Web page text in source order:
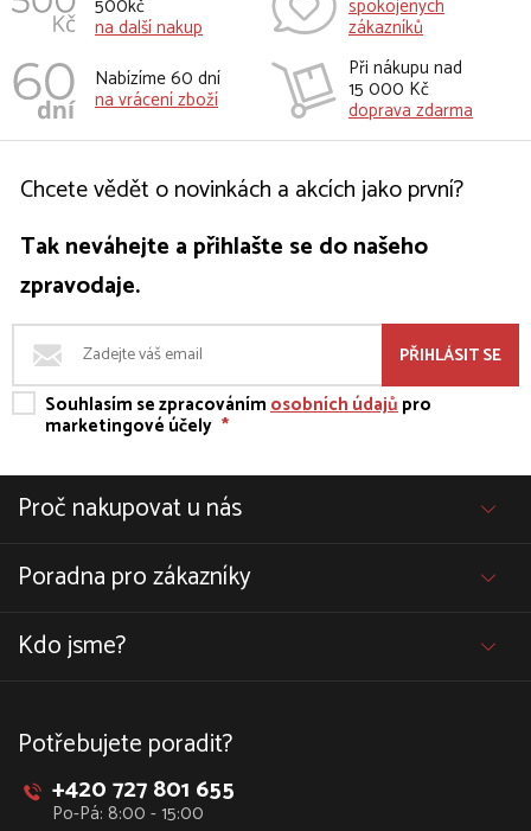
500kč
na další nakup
spokojených
zákazníků
Nabízíme 60 dní
na vrácení zboží
Při nákupu nad
15 000 Kč
doprava zdarma
Chcete vědět o novinkách a akcích jako první?
Tak neváhejte a přihlašte se do našeho
zpravodaje.
PŘIHLÁSIT SE
Souhlasím se zpracovánímosobních údajůpro
marketingové účely *
Proč nakupovat u nás
Poradna pro zákazníky
Kdo jsme?
Potřebujete poradit?
+420 727 801 655
Po-Pá: 8:00 - 15:00